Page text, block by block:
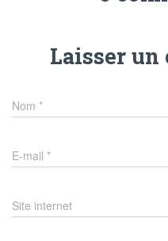
Laisser un
Nom *
E-mail *
Site internet